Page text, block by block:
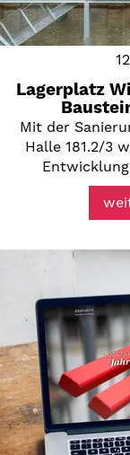
Lagerplatz
Mit der
Halle 181.2/3